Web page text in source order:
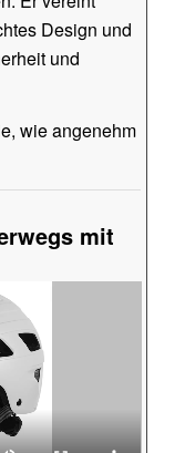
Design und
und
wie angenehm
mit